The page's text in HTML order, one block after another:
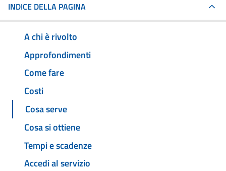
INDICE DELLA PAGINA
A chi è rivolto
Approfondimenti
Come fare
Costi
Cosa serve
Cosa si ottiene
Tempi e scadenze
Accedi al servizio